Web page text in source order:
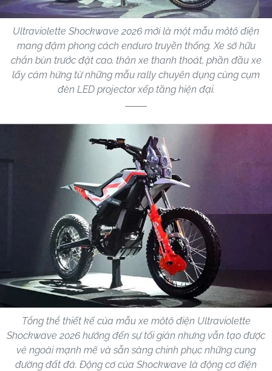
Ultraviolette Shockwave 2026 mới là một mẫu môtô điện
mang đậm phong cách enduro truyền thống. Xe sở hữu
chắn bùn trước đặt cao, thân xe thanh thoát, phần đầu xe
lấy cảm hứng từ những mẫu rally chuyên dụng cùng cụm
đèn LED projector xếp tầng hiện đại.
Tổng thể thiết kế của mẫu xe môtô điện Ultraviolette
Shockwave 2026 hướng đến sự tối giản nhưng vẫn tạo được
vẻ ngoài mạnh mẽ và sẵn sàng chinh phục những cung
đường đất đá. Động cơ của Shockwave là động cơ điện